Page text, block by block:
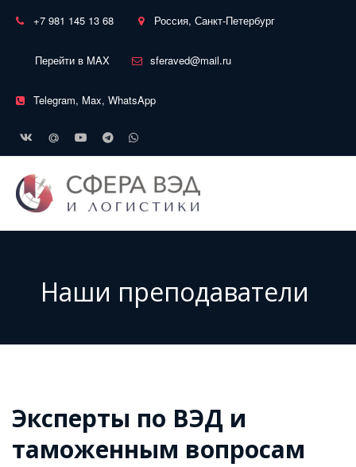
+7 981 145 13 68 Россия, Санкт-Петербург
Перейти в MAX sferaved@mail.ru
Telegram, Max, WhatsApp
Наши преподаватели
Эксперты по ВЭД и
таможенным вопросам